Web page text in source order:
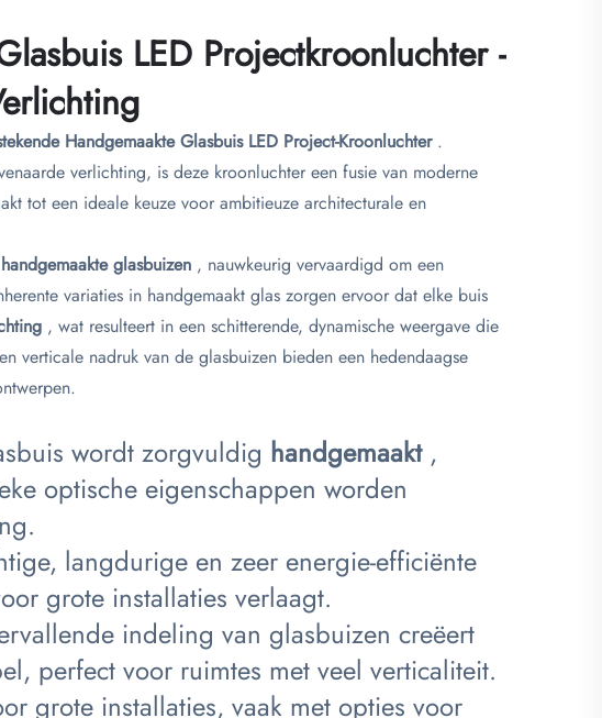
LED Projectkroonluchter -
Handgemaakte Glasbuis LED Project-Kroonluchter .
verlichting, is deze kroonluchter een fusie van moderne
tot een ideale keuze voor ambitieuze architecturale en
handgemaakte glasbuizen , nauwkeurig vervaardigd om een
variaties in handgemaakt glas zorgen ervoor dat elke buis
, wat resulteert in een schitterende, dynamische weergave die
verticale nadruk van de glasbuizen bieden een hedendaagse
wordt zorgvuldig handgemaakt ,
optische eigenschappen worden
langdurige en zeer energie-efficiënte
grote installaties verlaagt.
indeling van glasbuizen creëert
perfect voor ruimtes met veel verticaliteit.
grote installaties, vaak met opties voor